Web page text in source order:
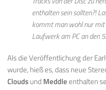
enthalten sein sollten?!
kommt man wohl nur
Laufwerk am PC an den
Als die Veröffentlichung der
wurde, hieß es, dass neue
Cloudsund Meddleenthalten